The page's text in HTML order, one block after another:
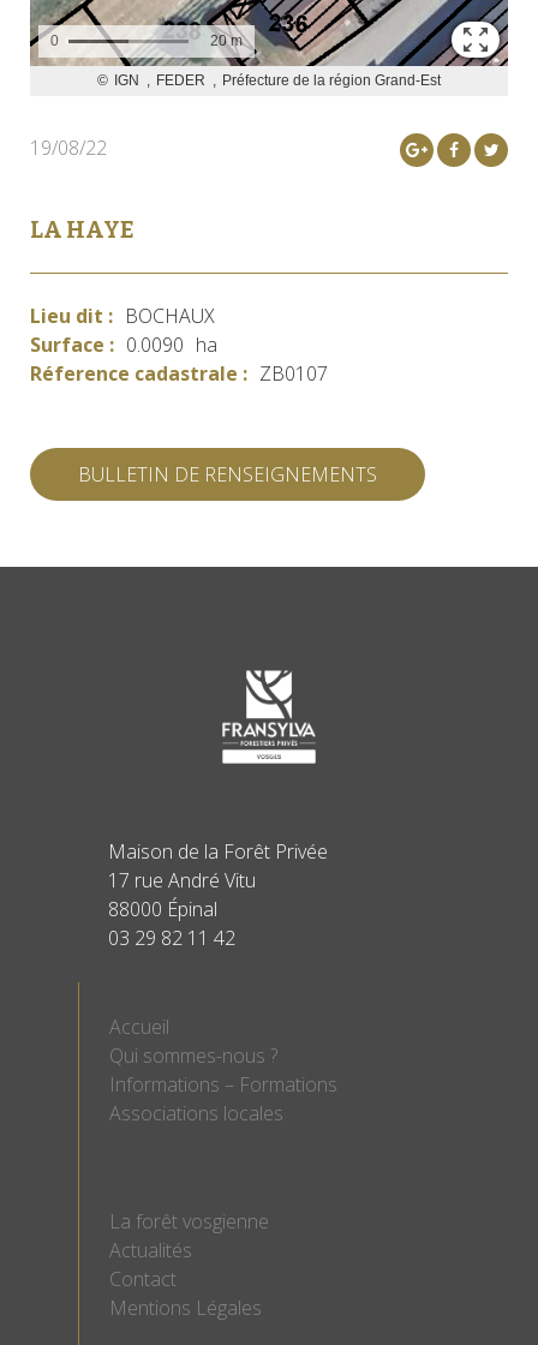
19/08/22
LA HAYE
Lieu dit : BOCHAUX
Surface : 0.0090 ha
Réference cadastrale : ZB0107
BULLETIN DE RENSEIGNEMENTS
Maison de la Forêt Privée
17 rue André Vitu
88000 Épinal
03 29 82 11 42
Accueil
Qui sommes-nous ?
Informations – Formations
Associations locales
La forêt vosgienne
Actualités
Contact
Mentions Légales